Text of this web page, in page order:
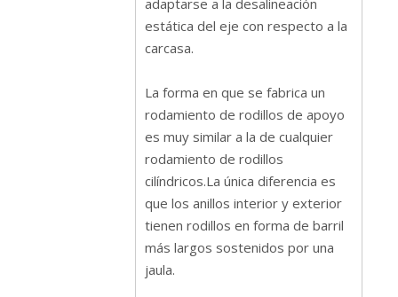
adaptarse a la desalineación
estática del eje con respecto a la
carcasa.
La forma en que se fabrica un
rodamiento de rodillos de apoyo
es muy similar a la de cualquier
rodamiento de rodillos
cilíndricos.La única diferencia es
que los anillos interior y exterior
tienen rodillos en forma de barril
más largos sostenidos por una
jaula.